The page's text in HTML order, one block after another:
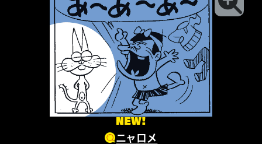
NEW!
ニャロメ